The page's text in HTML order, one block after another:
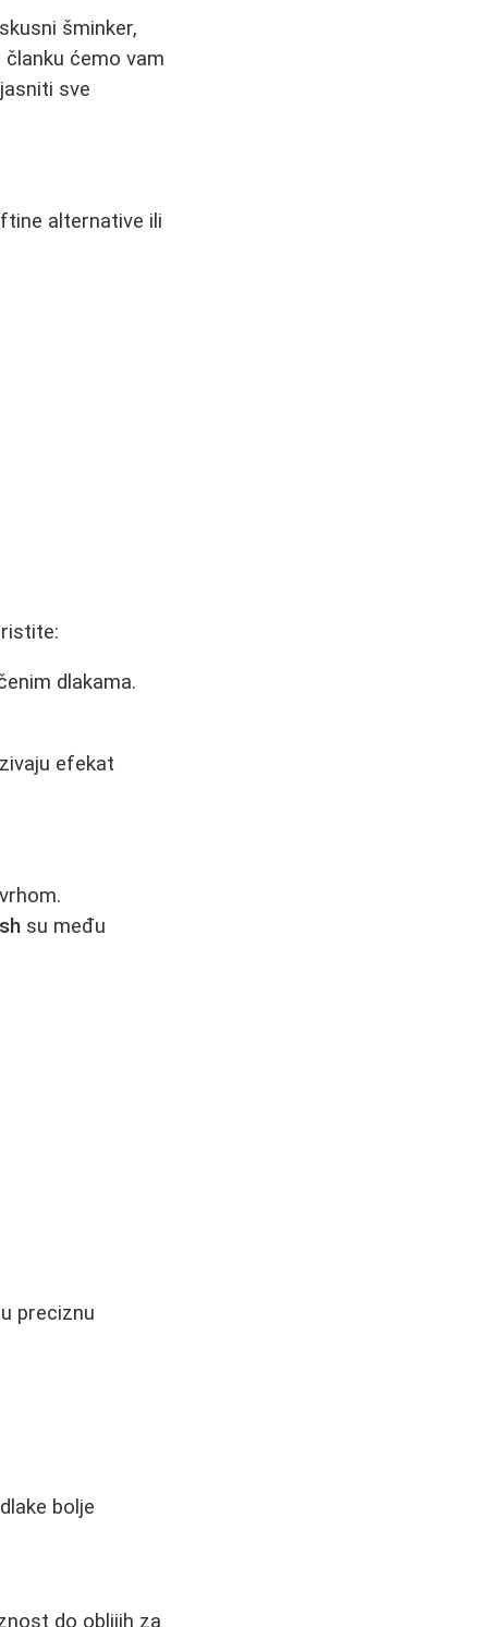
šminker,
ćemo vam
sve
alternative ili
dlakama.
efekat
su među
preciznu
bolje
do oblijih za